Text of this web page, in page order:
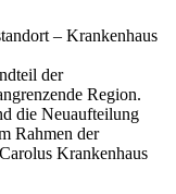
– Krankenhaus
der
Region.
die Neuaufteilung
Rahmen der
Krankenhaus